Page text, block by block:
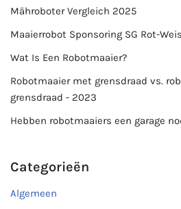
Mähroboter Vergleich 2025
Maaierrobot Sponsoring SG Rot-
Wat Is Een Robotmaaier?
Robotmaaier met grensdraad vs.
grensdraad - 2023
Hebben robotmaaiers een garage
Categorieën
Algemeen